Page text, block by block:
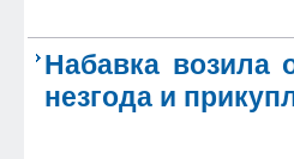
Набавка возила
незгода и